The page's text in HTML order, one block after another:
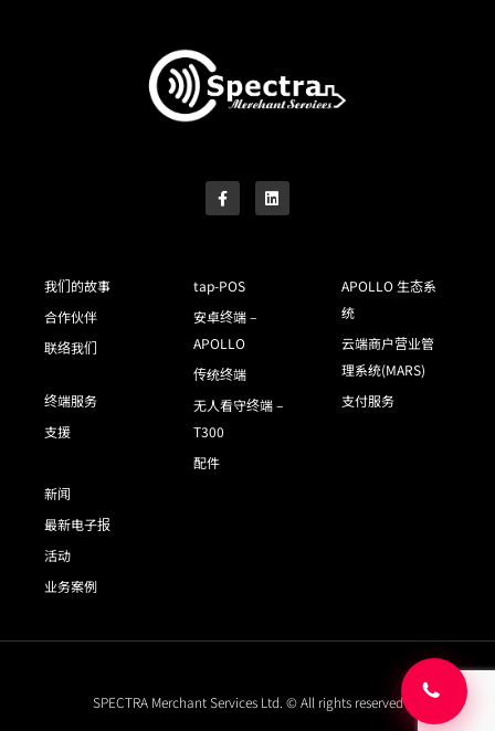
我们的故事
合作伙伴
联络我们
终端服务
支援
tap-POS
安卓终端 –
APOLLO
传统终端
无人看守终端 –
T300
配件
APOLLO 生态系
统
云端商户营业管
理系统(MARS)
支付服务
新闻
最新电子报
活动
业务案例
SPECTRA Merchant Services Ltd. © All rights reserved